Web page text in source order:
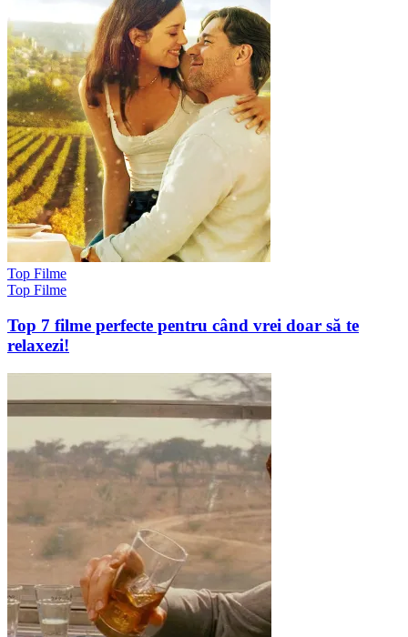
Top Filme
Top Filme
Top 7 filme perfecte pentru când vrei doar să te
relaxezi!